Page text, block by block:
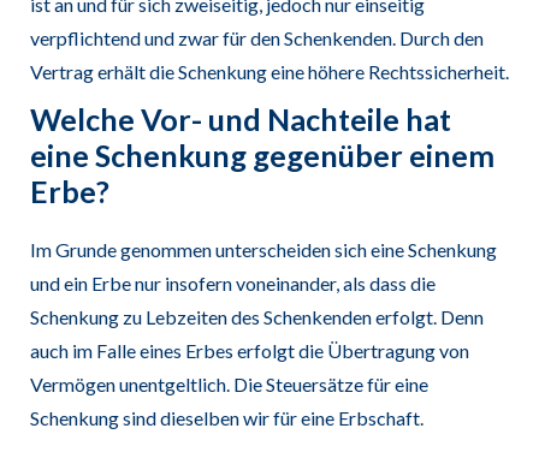
verpflichtend und zwar für den Schenkenden. Durch den
Vertrag erhält die Schenkung eine höhere Rechtssicherheit.
Welche Vor- und Nachteile hat
eine Schenkung gegenüber einem
Erbe?
Im Grunde genommen unterscheiden sich eine Schenkung
und ein Erbe nur insofern voneinander, als dass die
Schenkung zu Lebzeiten des Schenkenden erfolgt. Denn
auch im Falle eines Erbes erfolgt die Übertragung von
Vermögen unentgeltlich. Die Steuersätze für eine
Schenkung sind dieselben wir für eine Erbschaft.